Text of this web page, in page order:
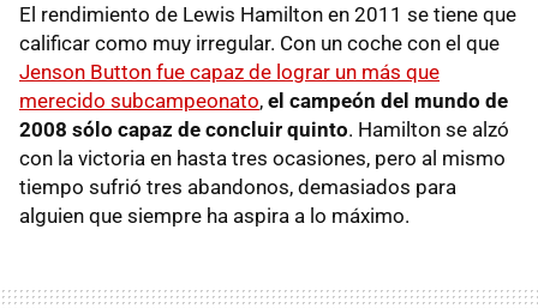
El rendimiento de Lewis Hamilton en 2011 se tiene que
calificar como muy irregular. Con un coche con el que
Jenson Button fue capaz de lograr un más que
merecido subcampeonato, el campeón del mundo de
2008 sólo capaz de concluir quinto. Hamilton se alzó
con la victoria en hasta tres ocasiones, pero al mismo
tiempo sufrió tres abandonos, demasiados para
alguien que siempre ha aspira a lo máximo.